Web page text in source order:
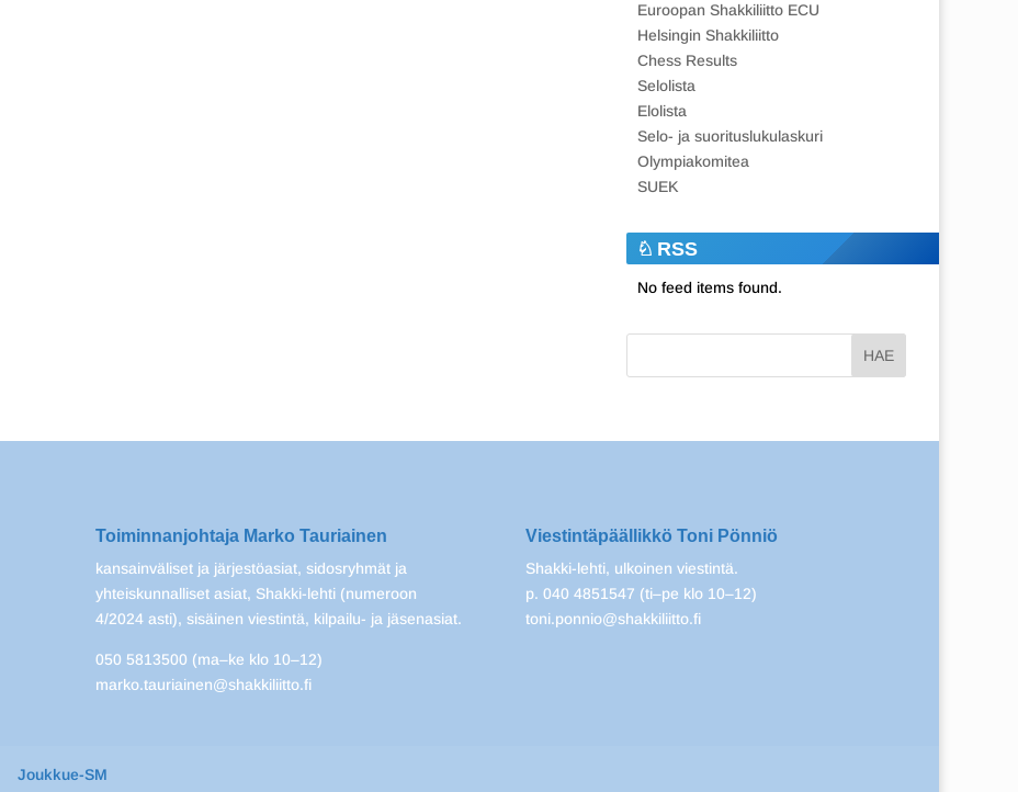
Euroopan Shakkiliitto ECU
Helsingin Shakkiliitto
Chess Results
Selolista
Elolista
Selo- ja suorituslukulaskuri
Olympiakomitea
SUEK
RSS
No feed items found.
Toiminnanjohtaja Marko Tauriainen
kansainväliset ja järjestöasiat, sidosryhmät ja
yhteiskunnalliset asiat, Shakki-lehti (numeroon
4/2024 asti), sisäinen viestintä, kilpailu- ja jäsenasiat.
050 5813500 (ma–ke klo 10–12)
marko.tauriainen@shakkiliitto.fi
Viestintäpäällikkö Toni Pönniö
Shakki-lehti, ulkoinen viestintä.
p. 040 4851547 (ti–pe klo 10–12)
toni.ponnio@shakkiliitto.fi
Joukkue-SM